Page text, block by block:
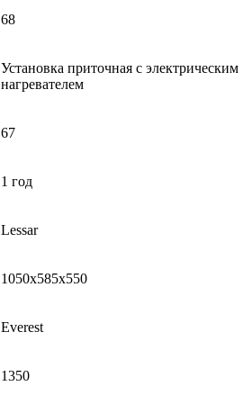
68
Установка приточная с электрическим
нагревателем
67
1 год
Lessar
1050x585x550
Everest
1350